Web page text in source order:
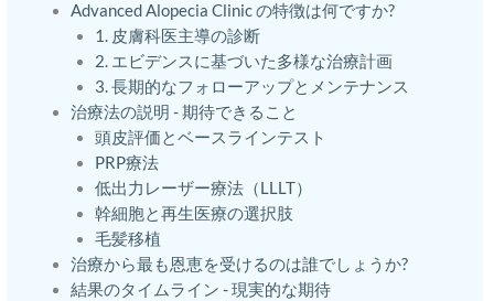
Advanced Alopecia Clinic の特徴は何ですか?
1. 皮膚科医主導の診断
2. エビデンスに基づいた多様な治療計画
3. 長期的なフォローアップとメンテナンス
治療法の説明 - 期待できること
頭皮評価とベースラインテスト
PRP療法
低出力レーザー療法（LLLT）
幹細胞と再生医療の選択肢
毛髪移植
治療から最も恩恵を受けるのは誰でしょうか?
結果のタイムライン - 現実的な期待